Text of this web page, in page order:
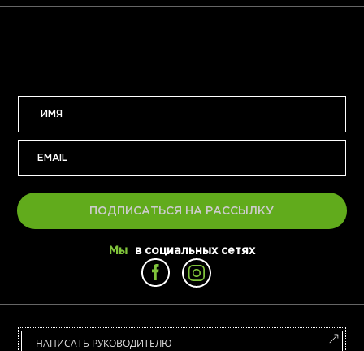
ПОДПИСАТЬСЯ НА РАССЫЛКУ
Мы в социальных сетях
НАПИСАТЬ РУКОВОДИТЕЛЮ